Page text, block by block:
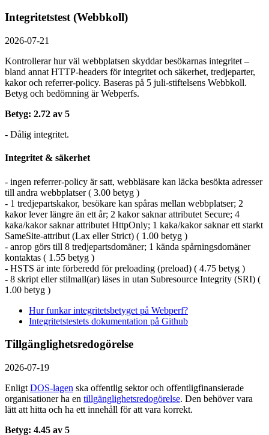
Integritetstest (Webbkoll)
2026-07-21
Kontrollerar hur väl webbplatsen skyddar besökarnas integritet –
bland annat HTTP-headers för integritet och säkerhet, tredjeparter,
kakor och referrer-policy. Baseras på 5 juli-stiftelsens Webbkoll.
Betyg och bedömning är Webperfs.
Betyg: 2.72 av 5
- Dålig integritet.
Integritet & säkerhet
- ingen referrer-policy är satt, webbläsare kan läcka besökta adresser
till andra webbplatser ( 3.00 betyg )
- 1 tredjepartskakor, besökare kan spåras mellan webbplatser; 2
kakor lever längre än ett år; 2 kakor saknar attributet Secure; 4
kaka/kakor saknar attributet HttpOnly; 1 kaka/kakor saknar ett starkt
SameSite-attribut (Lax eller Strict) ( 1.00 betyg )
- anrop görs till 8 tredjepartsdomäner; 1 kända spårningsdomäner
kontaktas ( 1.55 betyg )
- HSTS är inte förberedd för preloading (preload) ( 4.75 betyg )
- 8 skript eller stilmall(ar) läses in utan Subresource Integrity (SRI) (
1.00 betyg )
Hur funkar integritetsbetyget på Webperf?
Integritetstestets dokumentation på Github
Tillgänglighetsredogörelse
2026-07-19
Enligt DOS-lagen ska offentlig sektor och offentlig­finansierade
organisationer ha en tillgänglighets­redogörelse. Den behöver vara
lätt att hitta och ha ett innehåll för att vara korrekt.
Betyg: 4.45 av 5